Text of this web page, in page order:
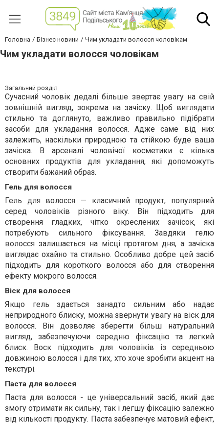
Головна Бізнес новини Чим укладати волосся чоловікам
Чим укладати волосся чоловікам
Загальний розділ
Сучасний чоловік дедалі більше звертає увагу на свій
зовнішній вигляд, зокрема на зачіску. Щоб виглядати
стильно та доглянуто, важливо правильно підібрати
засоби для укладання волосся. Адже саме від них
залежить, наскільки природною та стійкою буде ваша
зачіска. В арсеналі чоловічої косметики є кілька
основних продуктів для укладання, які допоможуть
створити бажаний образ.
Гель для волосся
Гель для волосся — класичний продукт, популярний
серед чоловіків різного віку. Він підходить для
створення гладких, чітко окреслених зачісок, які
потребують сильного фіксування. Завдяки гелю
волосся залишається на місці протягом дня, а зачіска
виглядає охайно та стильно. Особливо добре цей засіб
підходить для короткого волосся або для створення
ефекту мокрого волосся.
Віск для волосся
Якщо гель здається занадто сильним або надає
неприродного блиску, можна звернути увагу на віск для
волосся. Він дозволяє зберегти більш натуральний
вигляд, забезпечуючи середню фіксацію та легкий
блиск. Воск підходить для чоловіків із середньою
довжиною волосся і для тих, хто хоче зробити акцент на
текстурі.
Паста для волосся
Паста для волосся - це універсальний засіб, який дає
змогу отримати як сильну, так і легшу фіксацію залежно
від кількості продукту. Паста забезпечує матовий ефект,